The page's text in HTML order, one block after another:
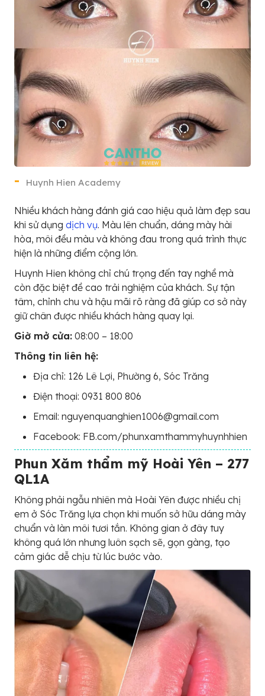
Huynh Hien Academy
Nhiều khách hàng đánh giá cao hiệu quả làm đẹp sau
khi sử dụng dịch vụ. Màu lên chuẩn, dáng mày hài
hòa, môi đều màu và không đau trong quá trình thực
hiện là những điểm cộng lớn.
Huynh Hien không chỉ chú trọng đến tay nghề mà
còn đặc biệt đề cao trải nghiệm của khách. Sự tận
tâm, chỉnh chu và hậu mãi rõ ràng đã giúp cơ sở này
giữ chân được nhiều khách hàng quay lại.
Giờ mở cửa: 08:00 – 18:00
Thông tin liên hệ:
Địa chỉ: 126 Lê Lợi, Phường 6, Sóc Trăng
Điện thoại: 0931 800 806
Email: nguyenquanghien1006@gmail.com
Facebook: FB.com/phunxamthammyhuynhhien
Phun Xăm thẩm mỹ Hoài Yên – 277
QL1A
Không phải ngẫu nhiên mà Hoài Yên được nhiều chị
em ở Sóc Trăng lựa chọn khi muốn sở hữu dáng mày
chuẩn và làn môi tươi tắn. Không gian ở đây tuy
không quá lớn nhưng luôn sạch sẽ, gọn gàng, tạo
cảm giác dễ chịu từ lúc bước vào.